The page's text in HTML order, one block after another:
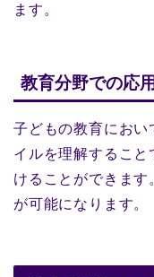
ます。
教育分野での応用
子どもの教育におい
イルを理解するこ
けることができま
が可能になります。